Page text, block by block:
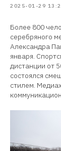
2025-01-29
Более 800
серебряного
Александра
января.
дистанции от
состоялся
стилем.